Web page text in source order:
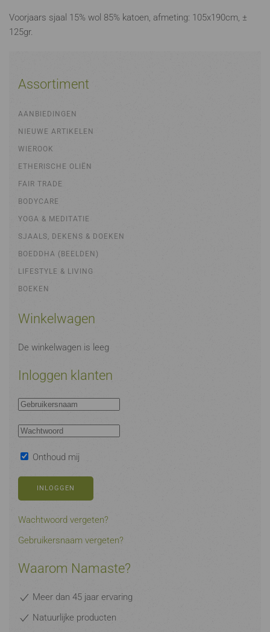
Voorjaars sjaal 15% wol 85% katoen, afmeting: 105x190cm, ±
125gr.
Assortiment
AANBIEDINGEN
NIEUWE ARTIKELEN
WIEROOK
ETHERISCHE OLIËN
FAIR TRADE
BODYCARE
YOGA & MEDITATIE
SJAALS, DEKENS & DOEKEN
BOEDDHA (BEELDEN)
LIFESTYLE & LIVING
BOEKEN
Winkelwagen
De winkelwagen is leeg
Inloggen klanten
Onthoud mij
INLOGGEN
Wachtwoord vergeten?
Gebruikersnaam vergeten?
Waarom Namaste?
Meer dan 45 jaar ervaring
Natuurlijke producten